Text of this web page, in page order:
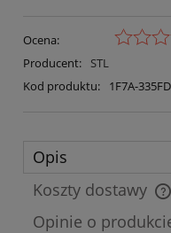
Ocena:
Producent:
STL
Kod produktu:
1F7A-335FD
Opis
Koszty dostawy
Cena nie zawiera
Opinie o